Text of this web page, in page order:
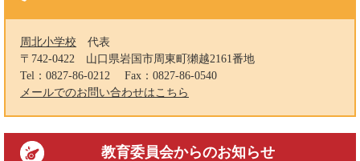
周北小学校
代表
〒742-0422
山口県岩国市周東町獺越2161番地
Tel：0827-86-0212
Fax：0827-86-0540
メールでのお問い合わせはこちら
教育委員会からのお知らせ